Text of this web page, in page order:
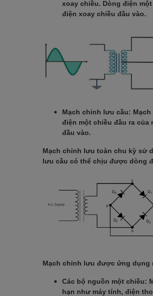
xoay chiều. Dòng điện
điện xoay chiều đầu vào.
Mạch chỉnh lưu cầu:
điện một chiều đầu ra
đầu vào.
Mạch chỉnh lưu toàn chu kỳ sử
lưu cầu có thể chịu được dòng
Mạch chỉnh lưu được ứng dụng
Các bộ nguồn một chiều:
hạn như máy tính, điện